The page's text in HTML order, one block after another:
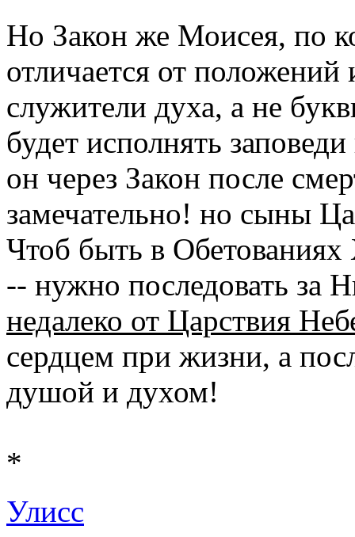
Но Закон же Моисея, по
отличается от
служители духа, а не
будет исполнять
он через Закон после
замечательно! но сыны
Чтоб быть в
-- нужно последовать за
недалеко от Царствия
сердцем при жизни, а
душой и духом!
*
Улисс